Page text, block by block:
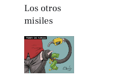
Los otros
misiles